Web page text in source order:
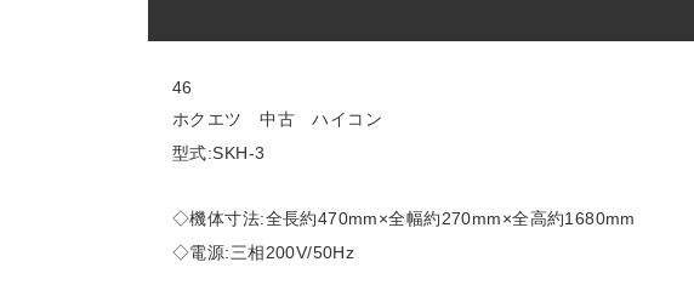
46
ホクエツ 中古 ハイコン
型式:SKH-3
◇機体寸法:全長約470mm×全幅約270mm×全高約1680mm
◇電源:三相200V/50Hz